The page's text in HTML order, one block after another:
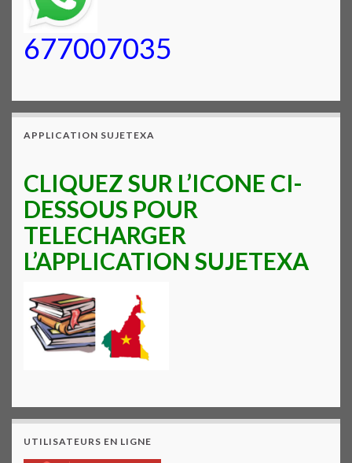
677007035
APPLICATION SUJETEXA
CLIQUEZ SUR L’ICONE CI-
DESSOUS POUR
TELECHARGER
L’APPLICATION SUJETEXA
UTILISATEURS EN LIGNE